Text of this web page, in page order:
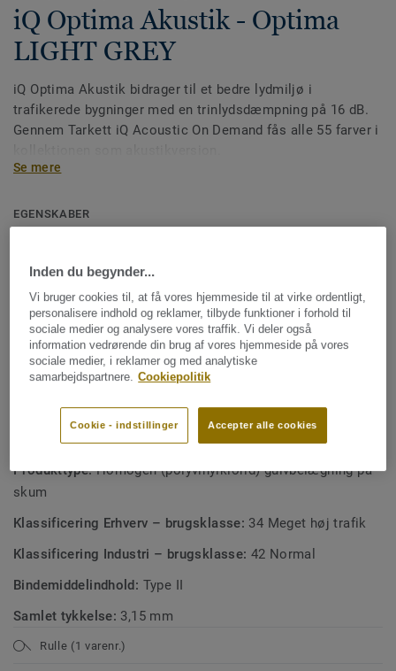
iQ Optima Akustik - Optima
LIGHT GREY
iQ Optima Akustik bidrager til et bedre lydmiljø i
trafikerede bygninger med en trinlydsdæmpning på 16 dB.
Gennem Tarkett iQ Acoustic On Demand fås alle 55 farver i
højtrafikerede miljøer som skoler og
sundhedsinstitutioner. Det er slidstærkt, smudsresistent
vedligeholdelse som den kompakte iQ Optima-kollektion,
takket være den unikke mulighed for tørpolering.
Se mere
EGENSKABER
16 dB trinlydsdæmpning
Lav rullemodstand for et godt arbejdsmiljø
Del af et komplet produktsystem af tekniske
gulvløsninger
100 % recycable, både installationsspild og udtjente
TEKNISKE SPECIFIKATIONER OG MILJØSPECIFIKATIONER
Produkttype:Homogen (polyvinylklorid) gulvbelægning på
skum
Klassificering Erhverv – brugsklasse: 34 Meget høj trafik
Klassificering Industri – brugsklasse: 42 Normal
Bindemiddelindhold: Type II
Samlet tykkelse: 3,15 mm
Rulle (1 varenr.)
Inden du begynder...
Vi bruger cookies til, at få vores hjemmeside til at virke ordentligt,
personalisere indhold og reklamer, tilbyde funktioner i forhold til
sociale medier og analysere vores traffik. Vi deler også
information vedrørende din brug af vores hjemmeside på vores
sociale medier, i reklamer og med analytiske
samarbejdspartnere. Cookiepolitik
Accepter alle cookies
Cookie - indstillinger